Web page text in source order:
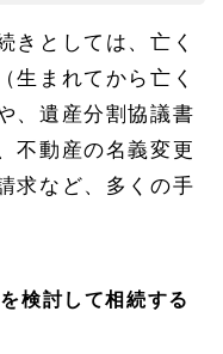
きとしては、亡く
生まれてから亡く
、遺産分割協議書
不動産の名義変更
求など、多くの手
検討して相続する